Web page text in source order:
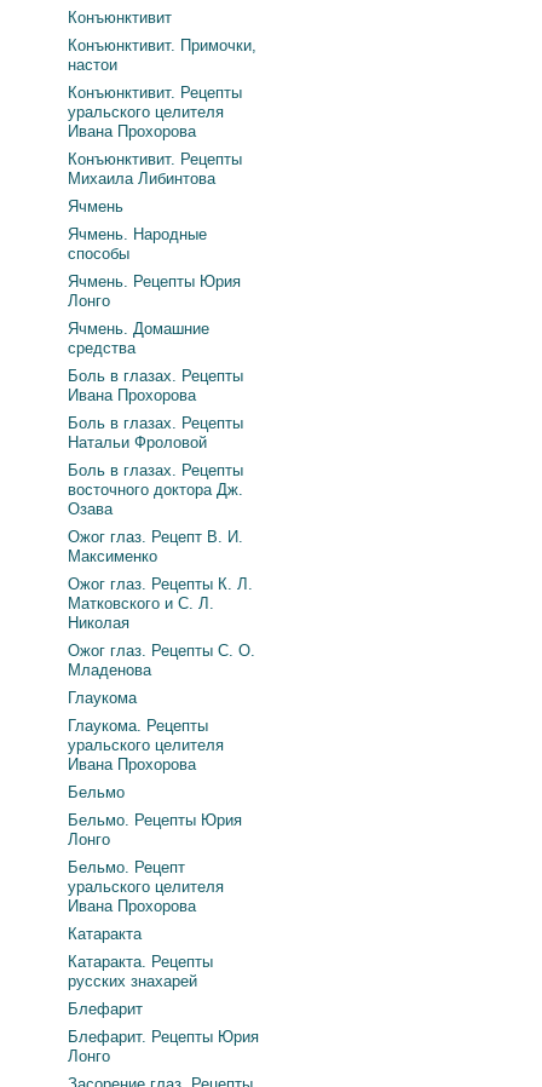
Конъюнктивит
Конъюнктивит. Примочки,
настои
Конъюнктивит. Рецепты
уральского целителя
Ивана Прохорова
Конъюнктивит. Рецепты
Михаила Либинтова
Ячмень
Ячмень. Народные
способы
Ячмень. Рецепты Юрия
Лонго
Ячмень. Домашние
средства
Боль в глазах. Рецепты
Ивана Прохорова
Боль в глазах. Рецепты
Натальи Фроловой
Боль в глазах. Рецепты
восточного доктора Дж.
Озава
Ожог глаз. Рецепт В. И.
Максименко
Ожог глаз. Рецепты К. Л.
Матковского и С. Л.
Николая
Ожог глаз. Рецепты С. О.
Младенова
Глаукома
Глаукома. Рецепты
уральского целителя
Ивана Прохорова
Бельмо
Бельмо. Рецепты Юрия
Лонго
Бельмо. Рецепт
уральского целителя
Ивана Прохорова
Катаракта
Катаракта. Рецепты
русских знахарей
Блефарит
Блефарит. Рецепты Юрия
Лонго